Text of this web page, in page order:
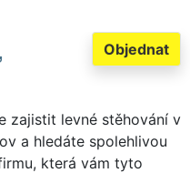
Objednat
zajistit levné stěhování v
a hledáte spolehlivou
která vám tyto